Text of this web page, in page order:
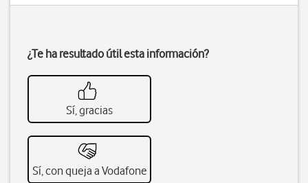
¿Te ha resultado útil esta información?
Sí, gracias
Sí, con queja a Vodafone